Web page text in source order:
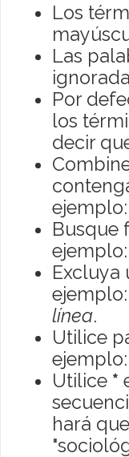
Los
Las
Por
los
decir
ejemplo:
Busque
ejemplo:
ejemplo:
línea.
Utilice
ejemplo:
Utilice *
hará